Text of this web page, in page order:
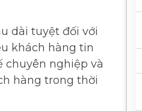
dài tuyệt đối với
khách hàng tin
chuyên nghiệp và
hàng trong thời